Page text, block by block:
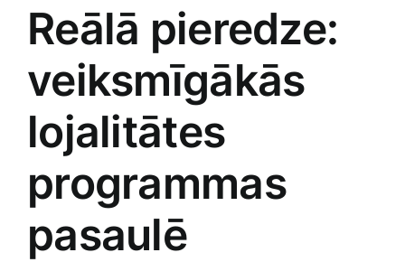
Reālā pieredze:
veiksmīgākās
lojalitātes
programmas
pasaulē